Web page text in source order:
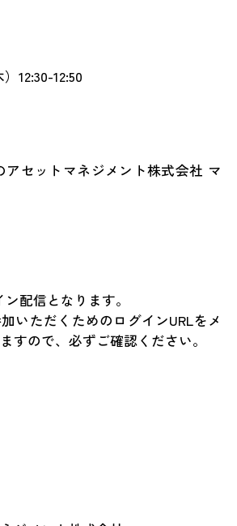
12:30-12:50
アセットマネジメント株式会社 マ
配信となります。
いただくためのログインURLをメ
すので、必ずご確認ください。